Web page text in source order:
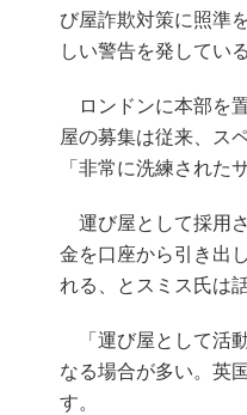
び屋詐欺対策に照準
しい警告を発している
ロンドンに本部を
屋の募集は従来、ス
「非常に洗練された
運び屋として採用
金を口座から引き出
れる、とスミス氏は
「運び屋として活
なる場合が多い。英
す。